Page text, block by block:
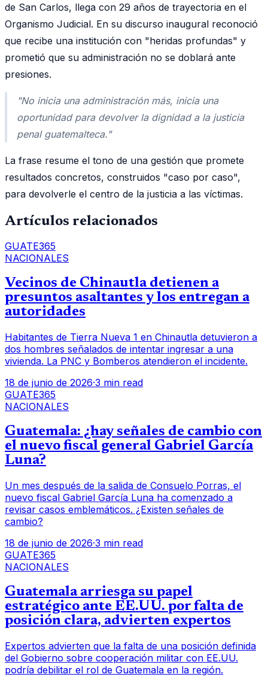
de San Carlos, llega con 29 años de trayectoria en el
Organismo Judicial. En su discurso inaugural reconoció
que recibe una institución con "heridas profundas" y
prometió que su administración no se doblará ante
presiones.
"No inicia una administración más, inicia una
oportunidad para devolver la dignidad a la justicia
penal guatemalteca."
La frase resume el tono de una gestión que promete
resultados concretos, construidos "caso por caso",
para devolverle el centro de la justicia a las víctimas.
Artículos relacionados
GUATE365
NACIONALES
Vecinos de Chinautla detienen a
presuntos asaltantes y los entregan a
autoridades
Habitantes de Tierra Nueva 1 en Chinautla detuvieron a
dos hombres señalados de intentar ingresar a una
vivienda. La PNC y Bomberos atendieron el incidente.
18 de junio de 2026·3 min read
GUATE365
NACIONALES
Guatemala: ¿hay señales de cambio con
el nuevo fiscal general Gabriel García
Luna?
Un mes después de la salida de Consuelo Porras, el
nuevo fiscal Gabriel García Luna ha comenzado a
revisar casos emblemáticos. ¿Existen señales de
cambio?
18 de junio de 2026·3 min read
GUATE365
NACIONALES
Guatemala arriesga su papel
estratégico ante EE.UU. por falta de
posición clara, advierten expertos
Expertos advierten que la falta de una posición definida
del Gobierno sobre cooperación militar con EE.UU.
podría debilitar el rol de Guatemala en la región.